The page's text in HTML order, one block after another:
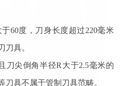
60度，刀身长度超过220毫米
刀具。
刀尖倒角半径R大于2.5毫米的
刀具不属于管制刀具范畴。